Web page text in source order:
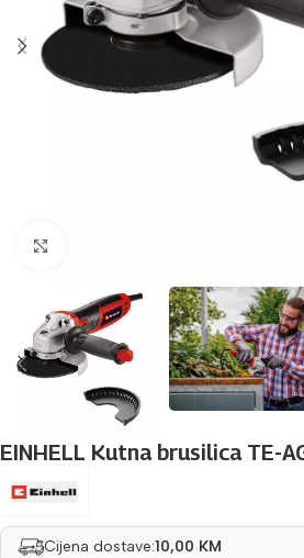
EINHELL Kutna brusilica TE-
Cijena dostave:10,00 KM